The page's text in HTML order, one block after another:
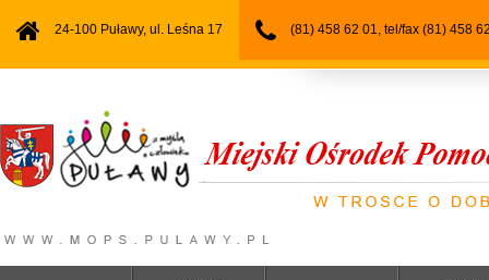
24-100 Puławy, ul. Leśna 17 (81) 458 62 01, tel/fax (81) 458